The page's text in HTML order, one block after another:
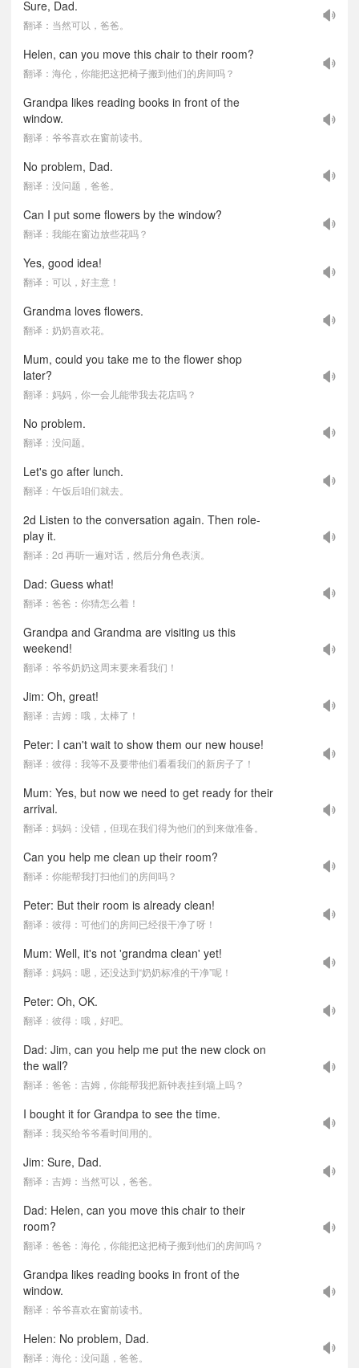
Sure, Dad.
翻译：当然可以，爸爸。
Helen, can you move this chair to their room?
翻译：海伦，你能把这把椅子搬到他们的房间吗？
Grandpa likes reading books in front of the
window.
翻译：爷爷喜欢在窗前读书。
No problem, Dad.
翻译：没问题，爸爸。
Can I put some flowers by the window?
翻译：我能在窗边放些花吗？
Yes, good idea!
翻译：可以，好主意！
Grandma loves flowers.
翻译：奶奶喜欢花。
Mum, could you take me to the flower shop
later?
翻译：妈妈，你一会儿能带我去花店吗？
No problem.
翻译：没问题。
Let's go after lunch.
翻译：午饭后咱们就去。
2d Listen to the conversation again. Then role-
play it.
翻译：2d 再听一遍对话，然后分角色表演。
Dad: Guess what!
翻译：爸爸：你猜怎么着！
Grandpa and Grandma are visiting us this
weekend!
翻译：爷爷奶奶这周末要来看我们！
Jim: Oh, great!
翻译：吉姆：哦，太棒了！
Peter: I can't wait to show them our new house!
翻译：彼得：我等不及要带他们看看我们的新房子了！
Mum: Yes, but now we need to get ready for their
arrival.
翻译：妈妈：没错，但现在我们得为他们的到来做准备。
Can you help me clean up their room?
翻译：你能帮我打扫他们的房间吗？
Peter: But their room is already clean!
翻译：彼得：可他们的房间已经很干净了呀！
Mum: Well, it's not 'grandma clean' yet!
翻译：妈妈：嗯，还没达到“奶奶标准的干净”呢！
Peter: Oh, OK.
翻译：彼得：哦，好吧。
Dad: Jim, can you help me put the new clock on
the wall?
翻译：爸爸：吉姆，你能帮我把新钟表挂到墙上吗？
I bought it for Grandpa to see the time.
翻译：我买给爷爷看时间用的。
Jim: Sure, Dad.
翻译：吉姆：当然可以，爸爸。
Dad: Helen, can you move this chair to their
room?
翻译：爸爸：海伦，你能把这把椅子搬到他们的房间吗？
Grandpa likes reading books in front of the
window.
翻译：爷爷喜欢在窗前读书。
Helen: No problem, Dad.
翻译：海伦：没问题，爸爸。